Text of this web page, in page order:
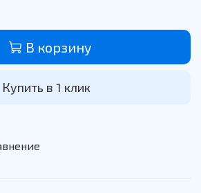
В корзину
Купить в 1 клик